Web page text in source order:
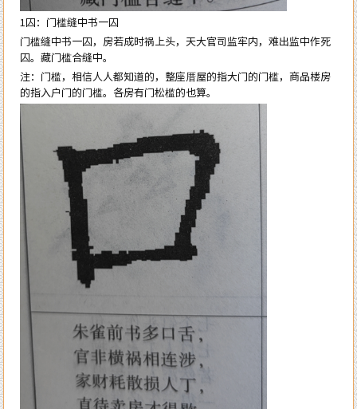
1囚：门槛缝中书一囚
门槛缝中书一囚，房若成时祸上头，天大官司监牢内，难出监中作死
囚。藏门槛合缝中。
注：门槛，相信人人都知道的，整座厝屋的指大门的门槛，商品楼房
的指入户门的门槛。各房有门松槛的也算。